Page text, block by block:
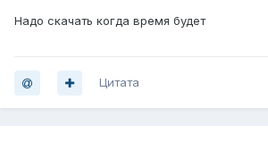
Надо скачать когда время будет
Цитата